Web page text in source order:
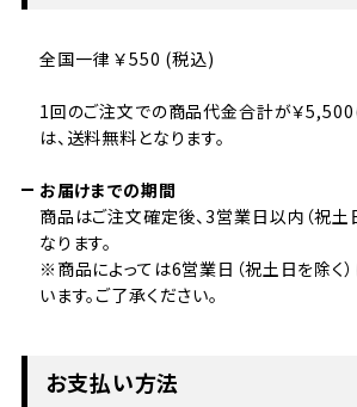
全国一律 ￥550 (税込)
1回のご注文での商品代金合計が￥
は、送料無料となります。
お届けまでの期間
商品はご注文確定後、3営業日以内（祝土
なります。
※商品によっては6営業日（祝土日を除く
います。ご了承ください。
お支払い方法